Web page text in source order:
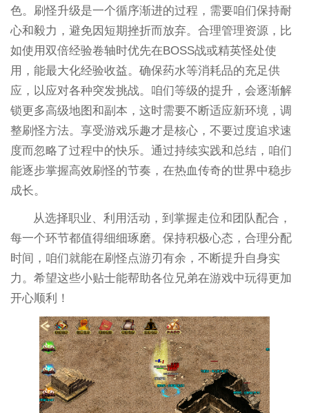
色。刷怪升级是一个循序渐进的过程，需要咱们保持耐
心和毅力，避免因短期挫折而放弃。合理管理资源，比
如使用双倍经验卷轴时优先在BOSS战或精英怪处使
用，能最大化经验收益。确保药水等消耗品的充足供
应，以应对各种突发挑战。咱们等级的提升，会逐渐解
锁更多高级地图和副本，这时需要不断适应新环境，调
整刷怪方法。享受游戏乐趣才是核心，不要过度追求速
度而忽略了过程中的快乐。通过持续实践和总结，咱们
能逐步掌握高效刷怪的节奏，在热血传奇的世界中稳步
成长。
从选择职业、利用活动，到掌握走位和团队配合，
每一个环节都值得细细琢磨。保持积极心态，合理分配
时间，咱们就能在刷怪点游刃有余，不断提升自身实
力。希望这些小贴士能帮助各位兄弟在游戏中玩得更加
开心顺利！